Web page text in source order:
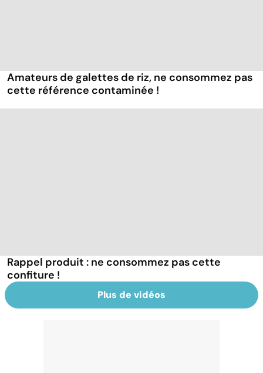
Amateurs de galettes de riz, ne consommez pas
cette référence contaminée !
Rappel produit : ne consommez pas cette
confiture !
Plus de vidéos